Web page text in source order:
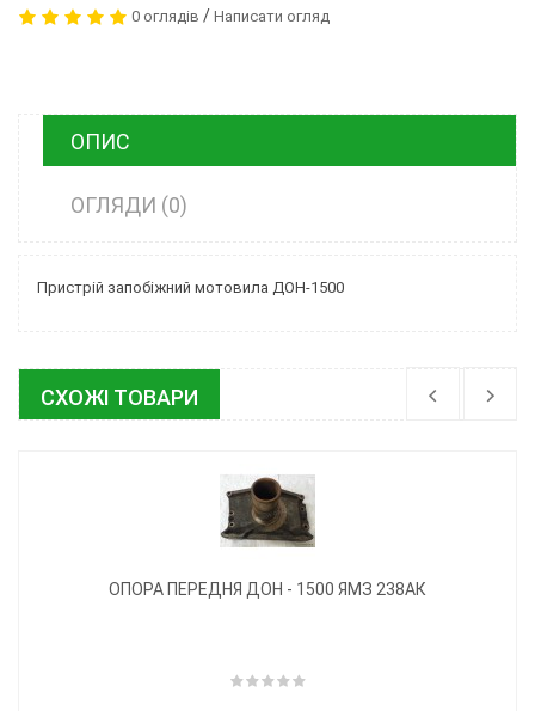
0 оглядів / Написати огляд
ОПИС
ОГЛЯДИ (0)
Пристрій запобіжний мотовила ДОН-1500
СХОЖІ ТОВАРИ
ОПОРА ПЕРЕДНЯ ДОН - 1500 ЯМЗ 238АК